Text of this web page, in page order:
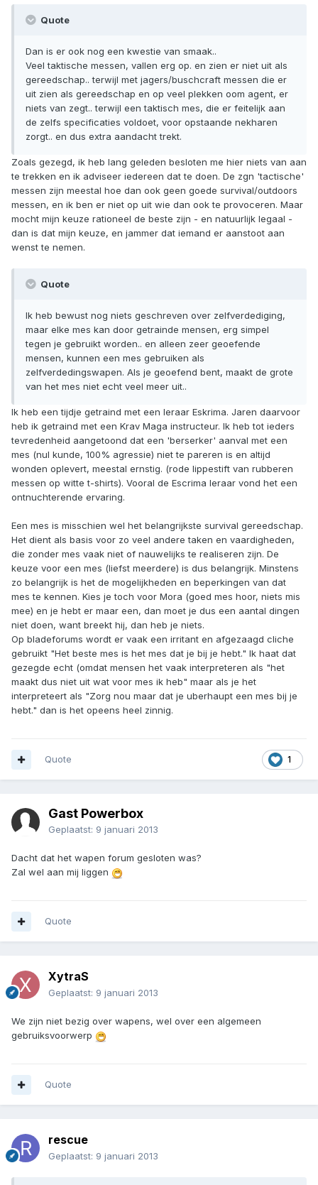
Quote
Dan is er ook nog een kwestie van smaak..
Veel taktische messen, vallen erg op. en zien er niet uit als
gereedschap.. terwijl met jagers/buschcraft messen die er
uit zien als gereedschap en op veel plekken oom agent, er
niets van zegt.. terwijl een taktisch mes, die er feitelijk aan
de zelfs specificaties voldoet, voor opstaande nekharen
zorgt.. en dus extra aandacht trekt.
Zoals gezegd, ik heb lang geleden besloten me hier niets van aan
te trekken en ik adviseer iedereen dat te doen. De zgn 'tactische'
messen zijn meestal hoe dan ook geen goede survival/outdoors
messen, en ik ben er niet op uit wie dan ook te provoceren. Maar
mocht mijn keuze rationeel de beste zijn - en natuurlijk legaal -
dan is dat mijn keuze, en jammer dat iemand er aanstoot aan
wenst te nemen.
Quote
Ik heb bewust nog niets geschreven over zelfverdediging,
maar elke mes kan door getrainde mensen, erg simpel
tegen je gebruikt worden.. en alleen zeer geoefende
mensen, kunnen een mes gebruiken als
zelfverdedingswapen. Als je geoefend bent, maakt de grote
van het mes niet echt veel meer uit..
Ik heb een tijdje getraind met een leraar Eskrima. Jaren daarvoor
heb ik getraind met een Krav Maga instructeur. Ik heb tot ieders
tevredenheid aangetoond dat een 'berserker' aanval met een
mes (nul kunde, 100% agressie) niet te pareren is en altijd
wonden oplevert, meestal ernstig. (rode lippestift van rubberen
messen op witte t-shirts). Vooral de Escrima leraar vond het een
ontnuchterende ervaring.
Een mes is misschien wel het belangrijkste survival gereedschap.
Het dient als basis voor zo veel andere taken en vaardigheden,
die zonder mes vaak niet of nauwelijks te realiseren zijn. De
keuze voor een mes (liefst meerdere) is dus belangrijk. Minstens
zo belangrijk is het de mogelijkheden en beperkingen van dat
mes te kennen. Kies je toch voor Mora (goed mes hoor, niets mis
mee) en je hebt er maar een, dan moet je dus een aantal dingen
niet doen, want breekt hij, dan heb je niets.
Op bladeforums wordt er vaak een irritant en afgezaagd cliche
gebruikt "Het beste mes is het mes dat je bij je hebt." Ik haat dat
gezegde echt (omdat mensen het vaak interpreteren als "het
maakt dus niet uit wat voor mes ik heb" maar als je het
interpreteert als "Zorg nou maar dat je uberhaupt een mes bij je
hebt." dan is het opeens heel zinnig.
1
Quote
Gast Powerbox
Geplaatst: 9 januari 2013
Dacht dat het wapen forum gesloten was?
Zal wel aan mij liggen
Quote
XytraS
Geplaatst: 9 januari 2013
We zijn niet bezig over wapens, wel over een algemeen
gebruiksvoorwerp
Quote
rescue
Geplaatst: 9 januari 2013